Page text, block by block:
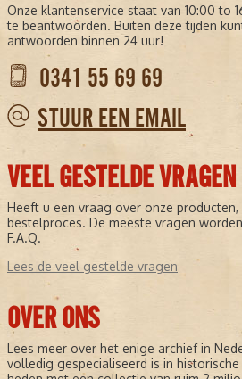
Onze klantenservice staat van 10:00 to
te beantwoorden. Buiten deze tijden
antwoorden binnen 24 uur!
0341 55 69 69
STUUR EEN EMAIL
VEEL GESTELDE VRAGEN
Heeft u een vraag over onze
bestelproces. De meeste vragen
F.A.Q.
Lees de veel gestelde vragen
OVER ONS
Lees meer over het enige archief in
volledig gespecialiseerd is in